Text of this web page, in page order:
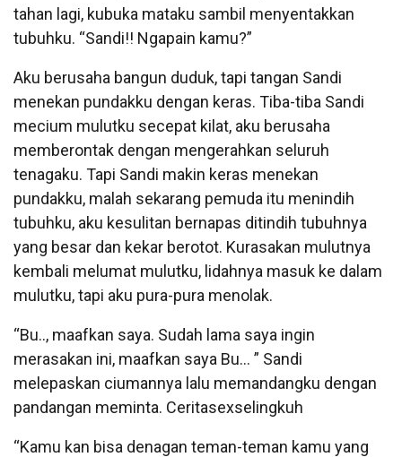
tahan lagi, kubuka mataku sambil menyentakkan
tubuhku. “Sandi!! Ngapain kamu?”
Aku berusaha bangun duduk, tapi tangan Sandi
menekan pundakku dengan keras. Tiba-tiba Sandi
mecium mulutku secepat kilat, aku berusaha
memberontak dengan mengerahkan seluruh
tenagaku. Tapi Sandi makin keras menekan
pundakku, malah sekarang pemuda itu menindih
tubuhku, aku kesulitan bernapas ditindih tubuhnya
yang besar dan kekar berotot. Kurasakan mulutnya
kembali melumat mulutku, lidahnya masuk ke dalam
mulutku, tapi aku pura-pura menolak.
“Bu.., maafkan saya. Sudah lama saya ingin
merasakan ini, maafkan saya Bu… ” Sandi
melepaskan ciumannya lalu memandangku dengan
pandangan meminta. Ceritasexselingkuh
“Kamu kan bisa denagan teman-teman kamu yang